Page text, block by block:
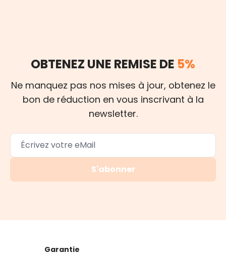
OBTENEZ UNE REMISE DE 5%
Ne manquez pas nos mises à jour, obtenez le
bon de réduction en vous inscrivant à la
newsletter.
S'abonner
Garantie